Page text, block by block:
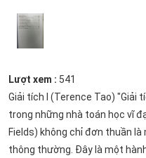
Lượt xem : 541
Giải tích I (Terence Tao) "Giải
trong những nhà toán học vĩ
Fields) không chỉ đơn thuần
thông thường. Đây là một